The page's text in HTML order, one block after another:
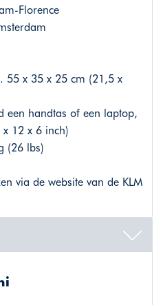
Florence
55 x 35 x 25 cm (21,5 x
een handtas of een laptop,
12 x 6 inch)
(26 lbs)
via de website van de KLM